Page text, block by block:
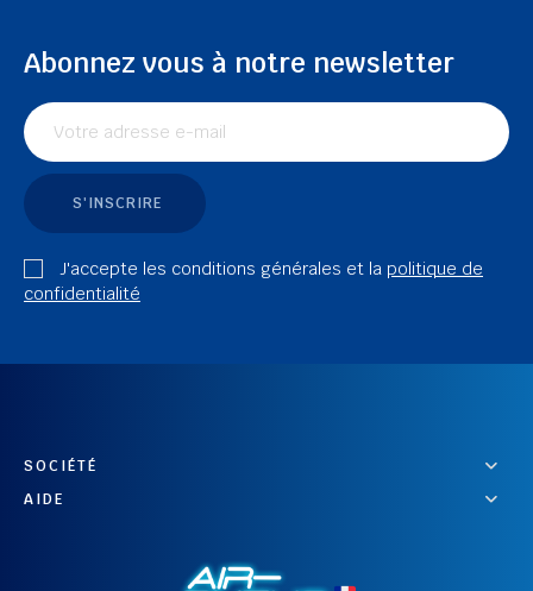
Abonnez vous à notre newsletter
S'INSCRIRE
J'accepte les conditions générales et la politique de
confidentialité
SOCIÉTÉ
AIDE